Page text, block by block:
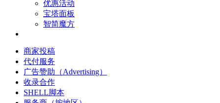
优惠活动
宝塔面板
智简魔方
商家投稿
代付服务
广告赞助（Advertising）
收录合作
SHELL脚本